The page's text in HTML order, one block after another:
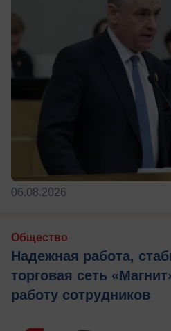
06.08.2026
Общество
Надежная работа,
торговая сеть
работу сотрудников